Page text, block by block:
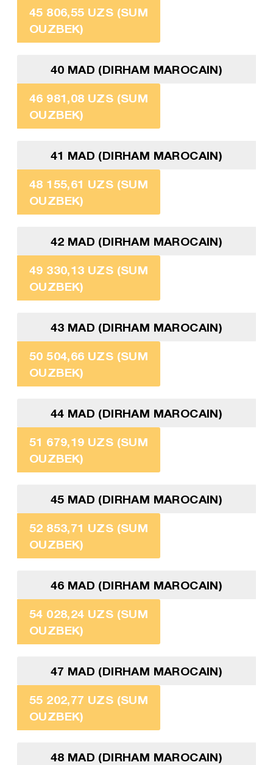
45 806,55 UZS (SUM
OUZBEK)
40 MAD (DIRHAM MAROCAIN)
46 981,08 UZS (SUM
OUZBEK)
41 MAD (DIRHAM MAROCAIN)
48 155,61 UZS (SUM
OUZBEK)
42 MAD (DIRHAM MAROCAIN)
49 330,13 UZS (SUM
OUZBEK)
43 MAD (DIRHAM MAROCAIN)
50 504,66 UZS (SUM
OUZBEK)
44 MAD (DIRHAM MAROCAIN)
51 679,19 UZS (SUM
OUZBEK)
45 MAD (DIRHAM MAROCAIN)
52 853,71 UZS (SUM
OUZBEK)
46 MAD (DIRHAM MAROCAIN)
54 028,24 UZS (SUM
OUZBEK)
47 MAD (DIRHAM MAROCAIN)
55 202,77 UZS (SUM
OUZBEK)
48 MAD (DIRHAM MAROCAIN)